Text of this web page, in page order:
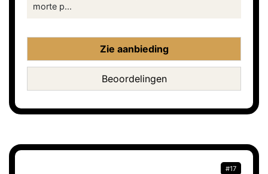
morte p...
Zie aanbieding
Beoordelingen
#17